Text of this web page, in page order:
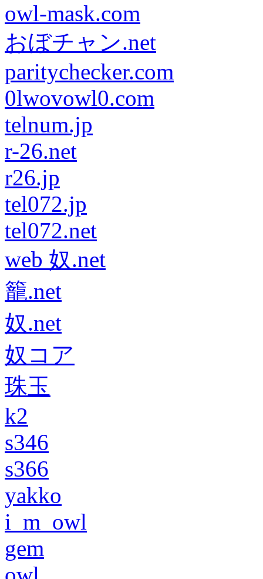
owl-mask.com
おぼチャン.net
paritychecker.com
0lwovowl0.com
telnum.jp
r-26.net
r26.jp
tel072.jp
tel072.net
web 奴.net
籠.net
奴.net
奴コア
珠玉
k2
s346
s366
yakko
i_m_owl
gem